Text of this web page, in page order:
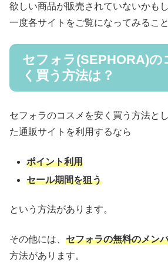
欲しい商品が販売されていないかも
一度各サイトをご覧になってみるこ
セフォラ(SEPHORA)の
く買う方法は？
セフォラのコスメを安く買う方法と
た通販サイトを利用するなら
ポイント利用
セール期間を狙う
という方法があります。
その他には、 セフォラの無料のメン
方法があります。